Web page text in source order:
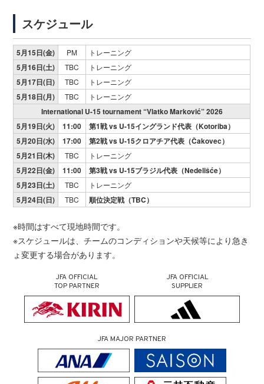
スケジュール
5月15日(金) PM トレーニング
5月16日(土) TBC トレーニング
5月17日(日) TBC トレーニング
5月18日(月) TBC トレーニング
International U-15 tournament “Vlatko Marković” 2026
5月19日(火)
11:00
第1戦 vs U-15イングランド代表（Kotoriba）
5月20日(水)
17:00
第2戦 vs U-15クロアチア代表（Čakovec）
5月21日(木)
TBC トレーニング
5月22日(金) 11:00
第3戦 vs U-15ブラジル代表（Nedelišće）
5月23日(土)
TBC トレーニング
5月24日(日) TBC 順位決定戦（TBC）
※時間はすべて現地時間です。
※スケジュールは、チームのコンディションや天候等により急き
ょ変更する場合があります。
JFA OFFICIAL
TOP PARTNER
JFA OFFICIAL
SUPPLIER
JFA MAJOR PARTNER